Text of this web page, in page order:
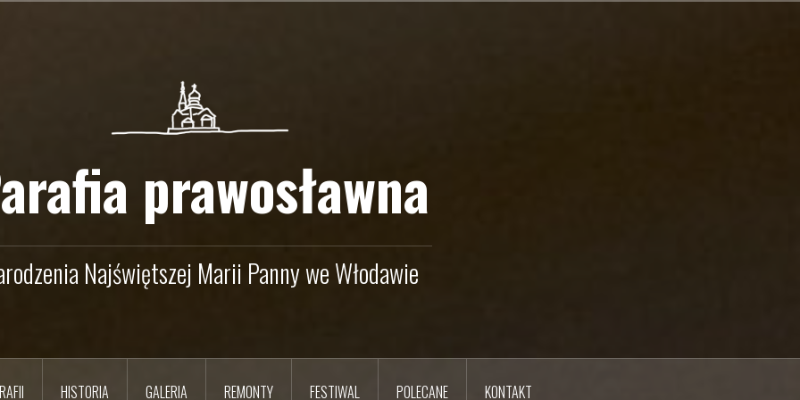
prawosławna
Najświętszej Marii Panny we Włodawie
HISTORIA GALERIA REMONTY FESTIWAL POLECANE KONTAKT